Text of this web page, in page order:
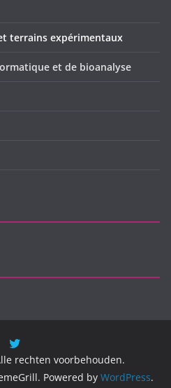
terrains expérimentaux
et de bioanalyse
rechten voorbehouden.
Powered by WordPress.